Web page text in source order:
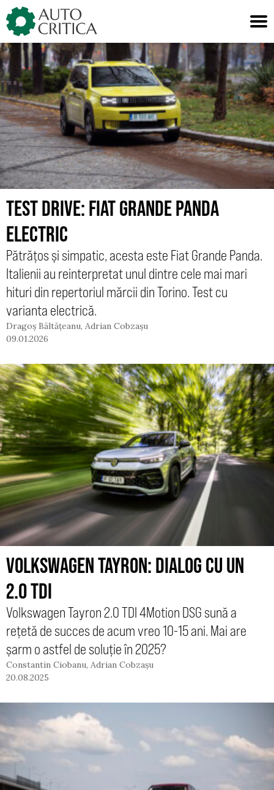
Skip
to
content
TEST DRIVE: FIAT GRANDE PANDA
ELECTRIC
Pătrățos și simpatic, acesta este Fiat Grande Panda.
Italienii au reinterpretat unul dintre cele mai mari
hituri din repertoriul mărcii din Torino. Test cu
varianta electrică.
Dragoș Băltățeanu, Adrian Cobzașu
09.01.2026
VOLKSWAGEN TAYRON: DIALOG CU UN
2.0 TDI
Volkswagen Tayron 2.0 TDI 4Motion DSG sună a
rețetă de succes de acum vreo 10-15 ani. Mai are
șarm o astfel de soluție în 2025?
Constantin Ciobanu, Adrian Cobzașu
20.08.2025